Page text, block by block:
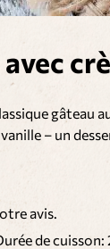
gâteau
– un
avis.
de cuisson: